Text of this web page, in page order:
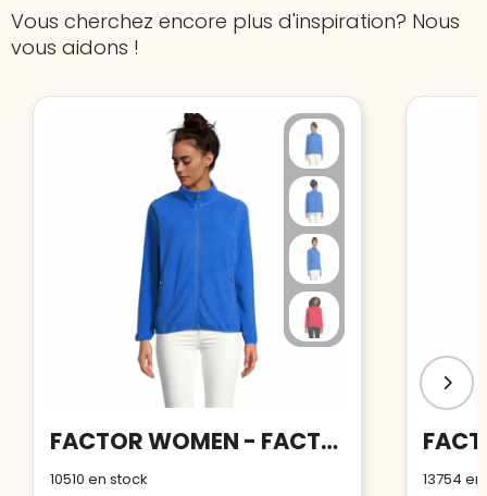
Vous cherchez encore plus d'inspiration? Nous
vous aidons !
FACTOR WOMEN - FACTOR veste fl femme 280g
10510 en stock 13754 en